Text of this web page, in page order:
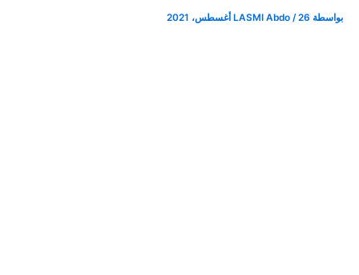
بواسطة LASMI Abdo /26 أغسطس، 2021